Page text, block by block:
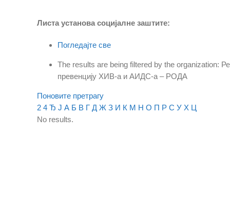
Листа установа социјалне заштите:
Погледајте све
The results are being filtered by the organization:
превенцију ХИВ-а и АИДС-а – РОДА
Поновите претрагу
2 4 Ђ Ј А Б В Г Д Ж З И К М Н О П Р С У Х Ц
No results.